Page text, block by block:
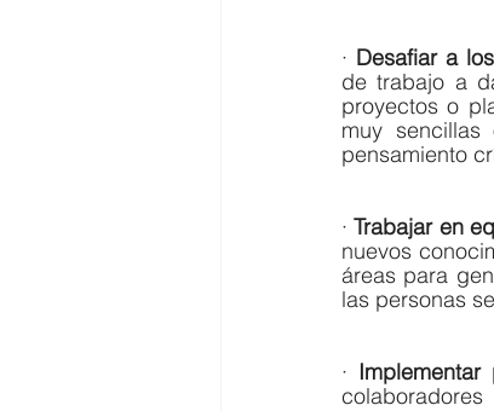
· Desafiar a
de trabajo a
proyectos o
muy sencillas
pensamiento
· Trabajar en
nuevos
áreas para
las personas
· Implementar